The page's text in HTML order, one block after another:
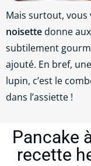
Mais surtout, vous
noisettedonne
subtilement
ajouté. En bref,
lupin, c’est le
dans l’assiette !
Pancake
recette